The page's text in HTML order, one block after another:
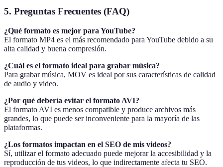
5. Preguntas Frecuentes (FAQ)
¿Qué formato es mejor para YouTube?
El formato MP4 es el más recomendado para YouTube debido a su
alta calidad y buena compresión.
¿Cuál es el formato ideal para grabar música?
Para grabar música, MOV es ideal por sus características de calidad
de audio y video.
¿Por qué debería evitar el formato AVI?
El formato AVI es menos compatible y produce archivos más
grandes, lo que puede ser inconveniente para la mayoría de las
plataformas.
¿Los formatos impactan en el SEO de mis videos?
Sí, utilizar el formato adecuado puede mejorar la accesibilidad y la
reproducción de tus videos, lo que indirectamente afecta tu SEO.